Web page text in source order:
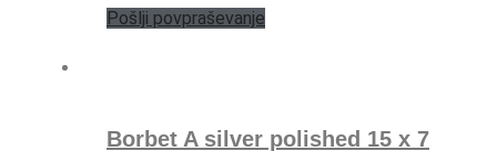
Pošlji povpraševanje
Borbet A silver polished 15 x 7